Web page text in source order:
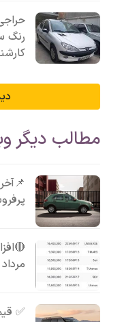
مطالب دیگر
پرفروش (۱۴
مرداد 1405
✅